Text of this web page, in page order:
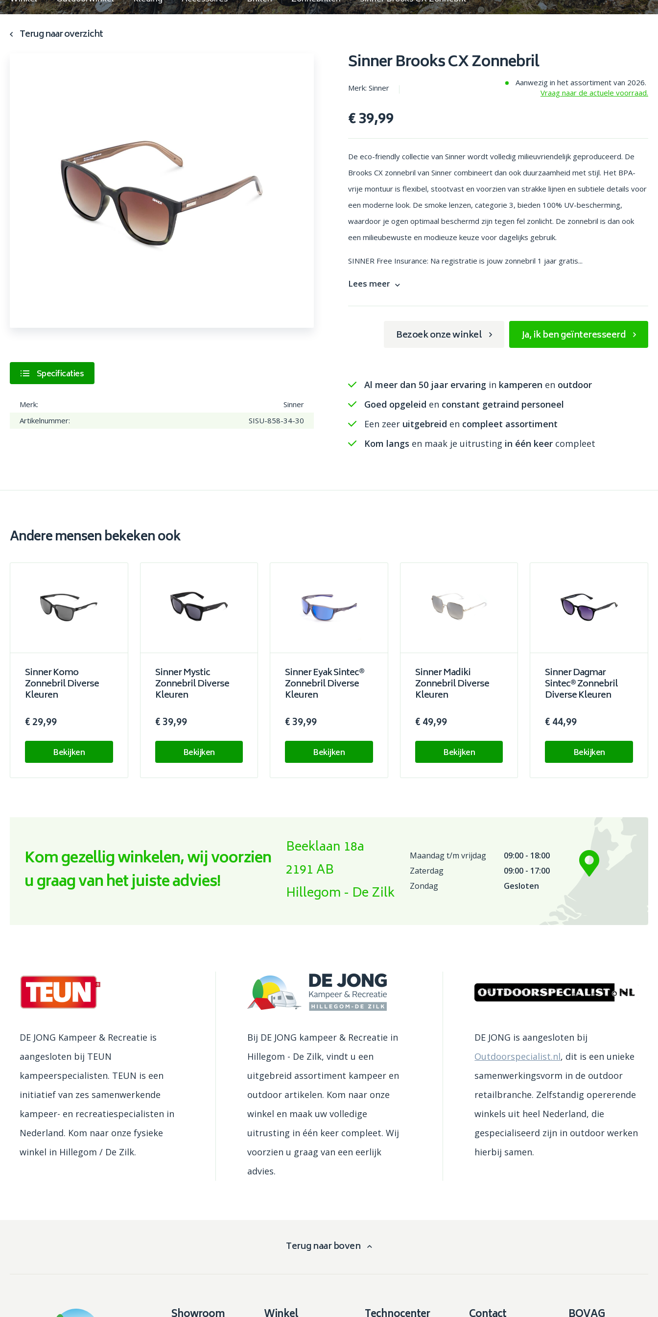
en parasols
Terug naar overzicht
Specificaties
Merk:
Sinner
Artikelnummer:
SISU-858-34-30
Sinner Brooks CX Zonnebril
Merk: Sinner
Aanwezig in het assortiment van 2026.
Vraag naar de actuele voorraad.
€ 39,99
De eco-friendly collectie van Sinner wordt volledig milieuvriendelijk geproduceerd. De
Brooks CX zonnebril van Sinner combineert dan ook duurzaamheid met stijl. Het BPA-
vrije montuur is flexibel, stootvast en voorzien van strakke lijnen en subtiele details voor
een moderne look. De smoke lenzen, categorie 3, bieden 100% UV-bescherming,
waardoor je ogen optimaal beschermd zijn tegen fel zonlicht. De zonnebril is dan ook
een milieubewuste en modieuze keuze voor dagelijks gebruik.
SINNER Free Insurance: Na registratie is jouw zonnebril 1 jaar gratis...
Lees meer
Bezoek onze winkel Ja, ik ben geïnteresseerd
Al meer dan 50 jaar ervaring in kamperen en outdoor
Goed opgeleid en constant getraind personeel
Een zeer uitgebreid en compleet assortiment
Kom langs en maak je uitrusting in één keer compleet
Andere mensen bekeken ook
Sinner Komo
Zonnebril Diverse
Kleuren
€ 29,99
Bekijken
Sinner Mystic
Zonnebril Diverse
Kleuren
€ 39,99
Bekijken
Sinner Eyak Sintec®
Zonnebril Diverse
Kleuren
€ 39,99
Bekijken
Sinner Madiki
Zonnebril Diverse
Kleuren
€ 49,99
Bekijken
Sinner Dagmar
Sintec® Zonnebril
Diverse Kleuren
€ 44,99
Bekijken
Kom gezellig winkelen, wij voorzien
u graag van het juiste advies!
Beeklaan 18a
2191 AB
Hillegom - De Zilk
Maandag t/m vrijdag
09:00 - 18:00
Zaterdag
09:00 - 17:00
Zondag
Gesloten
DE JONG Kampeer & Recreatie is
aangesloten bij TEUN
kampeerspecialisten. TEUN is een
initiatief van zes samenwerkende
kampeer- en recreatiespecialisten in
Nederland. Kom naar onze fysieke
winkel in Hillegom / De Zilk.
Bij DE JONG kampeer & Recreatie in
Hillegom - De Zilk, vindt u een
uitgebreid assortiment kampeer en
outdoor artikelen. Kom naar onze
winkel en maak uw volledige
uitrusting in één keer compleet. Wij
voorzien u graag van een eerlijk
advies.
DE JONG is aangesloten bij
Outdoorspecialist.nl, dit is een unieke
samenwerkingsvorm in de outdoor
retailbranche. Zelfstandig opererende
winkels uit heel Nederland, die
gespecialiseerd zijn in outdoor werken
hierbij samen.
Terug naar boven